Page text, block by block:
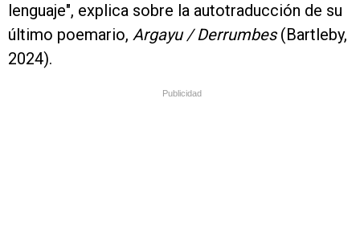
lenguaje", explica sobre la autotraducción de su
último poemario, Argayu / Derrumbes(Bartleby,
2024).
Publicidad